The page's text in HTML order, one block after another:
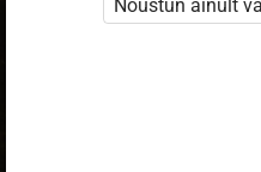
Opiq
Nõustun ainult